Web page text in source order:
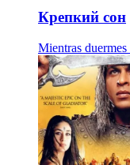
Крепкий сон
Mientras duermes